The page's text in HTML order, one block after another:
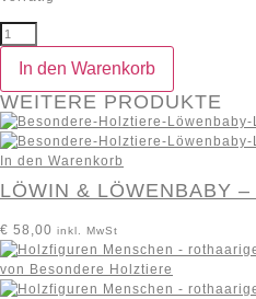
In den Warenkorb
WEITERE PRODUKTE
In den Warenkorb
LÖWIN & LÖWENBABY
€ 58,00 inkl. MwSt